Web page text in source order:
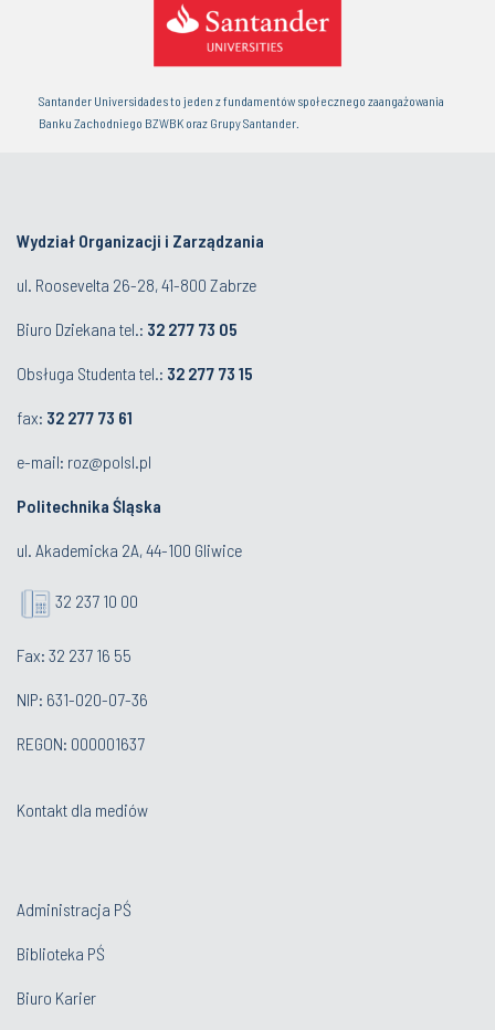
Santander Universidades to jeden z fundamentów społecznego zaangażowania
Banku Zachodniego BZWBK oraz Grupy Santander.
Wydział Organizacji i Zarządzania
ul. Roosevelta 26-28, 41-800 Zabrze
Biuro Dziekana tel.: 32 277 73 05
Obsługa Studenta tel.: 32 277 73 15
fax: 32 277 73 61
e-mail: roz@polsl.pl
Politechnika Śląska
ul. Akademicka 2A, 44-100 Gliwice
32 237 10 00
Fax: 32 237 16 55
NIP: 631-020-07-36
REGON: 000001637
Kontakt dla mediów
Administracja PŚ
Biblioteka PŚ
Biuro Karier